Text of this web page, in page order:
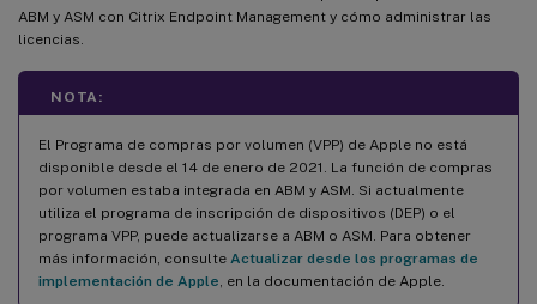
ABM y ASM con Citrix Endpoint Management y cómo administrar las
licencias.
NOTA:
El Programa de compras por volumen (VPP) de Apple no está
disponible desde el 14 de enero de 2021. La función de compras
por volumen estaba integrada en ABM y ASM. Si actualmente
utiliza el programa de inscripción de dispositivos (DEP) o el
programa VPP, puede actualizarse a ABM o ASM. Para obtener
más información, consulte Actualizar desde los programas de
implementación de Apple , en la documentación de Apple.